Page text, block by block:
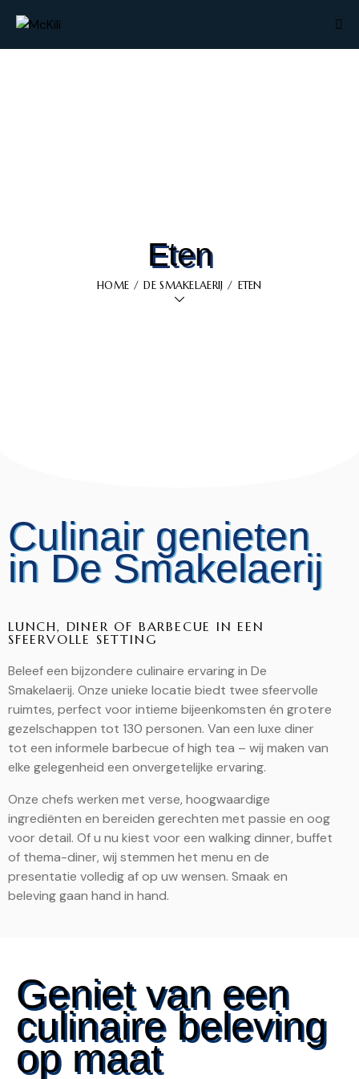
Eten
HOME DE SMAKELAERIJ ETEN
Culinair genieten
in De Smakelaerij
LUNCH, DINER OF BARBECUE IN EEN
SFEERVOLLE SETTING
Beleef een bijzondere culinaire ervaring in De
Smakelaerij. Onze unieke locatie biedt twee sfeervolle
ruimtes, perfect voor intieme bijeenkomsten én grotere
gezelschappen tot 130 personen. Van een luxe diner
tot een informele barbecue of high tea – wij maken van
elke gelegenheid een onvergetelijke ervaring.
Onze chefs werken met verse, hoogwaardige
ingrediënten en bereiden gerechten met passie en oog
voor detail. Of u nu kiest voor een walking dinner, buffet
of thema-diner, wij stemmen het menu en de
presentatie volledig af op uw wensen. Smaak en
beleving gaan hand in hand.
Geniet van een
culinaire beleving
op maat